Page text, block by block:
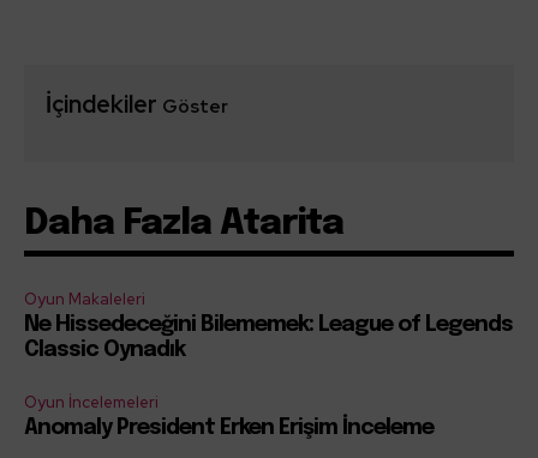
İçindekiler Göster
Daha Fazla Atarita
Oyun Makaleleri
Ne Hissedeceğini Bilememek: League of Legends
Classic Oynadık
Oyun İncelemeleri
Anomaly President Erken Erişim İnceleme